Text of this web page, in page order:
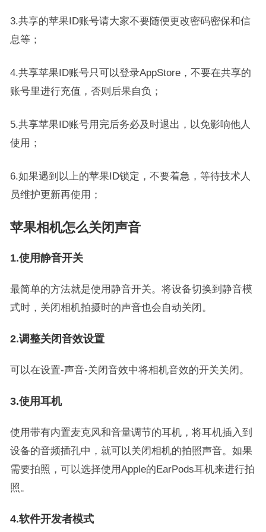
3.共享的苹果ID账号请大家不要随便更改密码密保和信
息等；
4.共享苹果ID账号只可以登录AppStore，不要在共享的
账号里进行充值，否则后果自负；
5.共享苹果ID账号用完后务必及时退出，以免影响他人
使用；
6.如果遇到以上的苹果ID锁定，不要着急，等待技术人
员维护更新再使用；
苹果相机怎么关闭声音
1.使用静音开关
最简单的方法就是使用静音开关。将设备切换到静音模
式时，关闭相机拍摄时的声音也会自动关闭。
2.调整关闭音效设置
可以在设置-声音-关闭音效中将相机音效的开关关闭。
3.使用耳机
使用带有内置麦克风和音量调节的耳机，将耳机插入到
设备的音频插孔中，就可以关闭相机的拍照声音。如果
需要拍照，可以选择使用Apple的EarPods耳机来进行拍
照。
4.软件开发者模式